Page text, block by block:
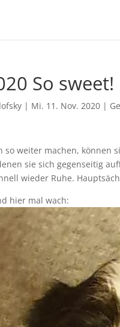
So sweet!
| Mi. 11. Nov. 2020 |
so weiter machen, können
sie sich gegenseitig
wieder Ruhe.
hier mal wach: